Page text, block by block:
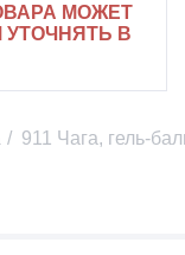
МОЖЕТ
В
/ 911 Чага, гель-